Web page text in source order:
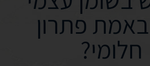
פתרון
חלומי?